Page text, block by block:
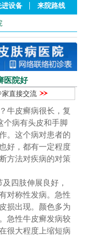
进设备 来院路线
医院好
家直接交流
牛皮癣病很长，复
个病有头皮和手脚
。这个病对患者的
好，都有一定程度
方法对疾病的对策
四肢伸展良好，
对称性发病。急性
损出现。颜色多为
急性牛皮癣发病较
很大程度上缩短病